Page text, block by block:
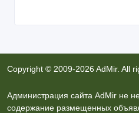
Copyright © 2009-2026 AdMir. All
Администрация сайта AdMir не
содержание размещенных